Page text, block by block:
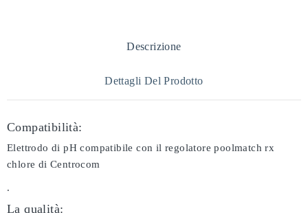
Descrizione
Dettagli Del Prodotto
Compatibilità:
Elettrodo di pH compatibile con il regolatore poolmatch rx
chlore di Centrocom
.
La qualità: